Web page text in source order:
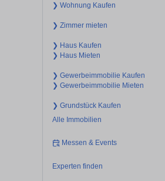
❯ Wohnung Kaufen
❯ Zimmer mieten
❯ Haus Kaufen
❯ Haus Mieten
❯ Gewerbeimmobilie Kaufen
❯ Gewerbeimmobilie Mieten
❯ Grundstück Kaufen
Alle Immobilien
Messen & Events
Experten finden